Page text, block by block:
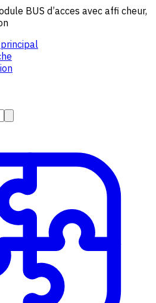
BUS d’acces avec affi cheur,